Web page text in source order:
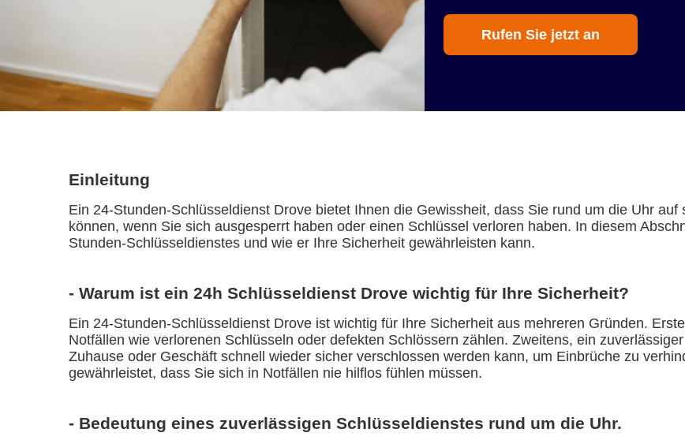
Rufen Sie jetzt an
Einleitung
Ein 24-Stunden-Schlüsseldienst Drove bietet Ihnen die Gewissheit, dass Sie rund um die Uhr
können, wenn Sie sich ausgesperrt haben oder einen Schlüssel verloren haben. In diesem
Stunden-Schlüsseldienstes und wie er Ihre Sicherheit gewährleisten kann.
- Warum ist ein 24h Schlüsseldienst Drove wichtig für Ihre Sicherheit?
Ein 24-Stunden-Schlüsseldienst Drove ist wichtig für Ihre Sicherheit aus mehreren Gründen.
Notfällen wie verlorenen Schlüsseln oder defekten Schlössern zählen. Zweitens, ein
Zuhause oder Geschäft schnell wieder sicher verschlossen werden kann, um Einbrüche zu
gewährleistet, dass Sie sich in Notfällen nie hilflos fühlen müssen.
- Bedeutung eines zuverlässigen Schlüsseldienstes rund um die Uhr.